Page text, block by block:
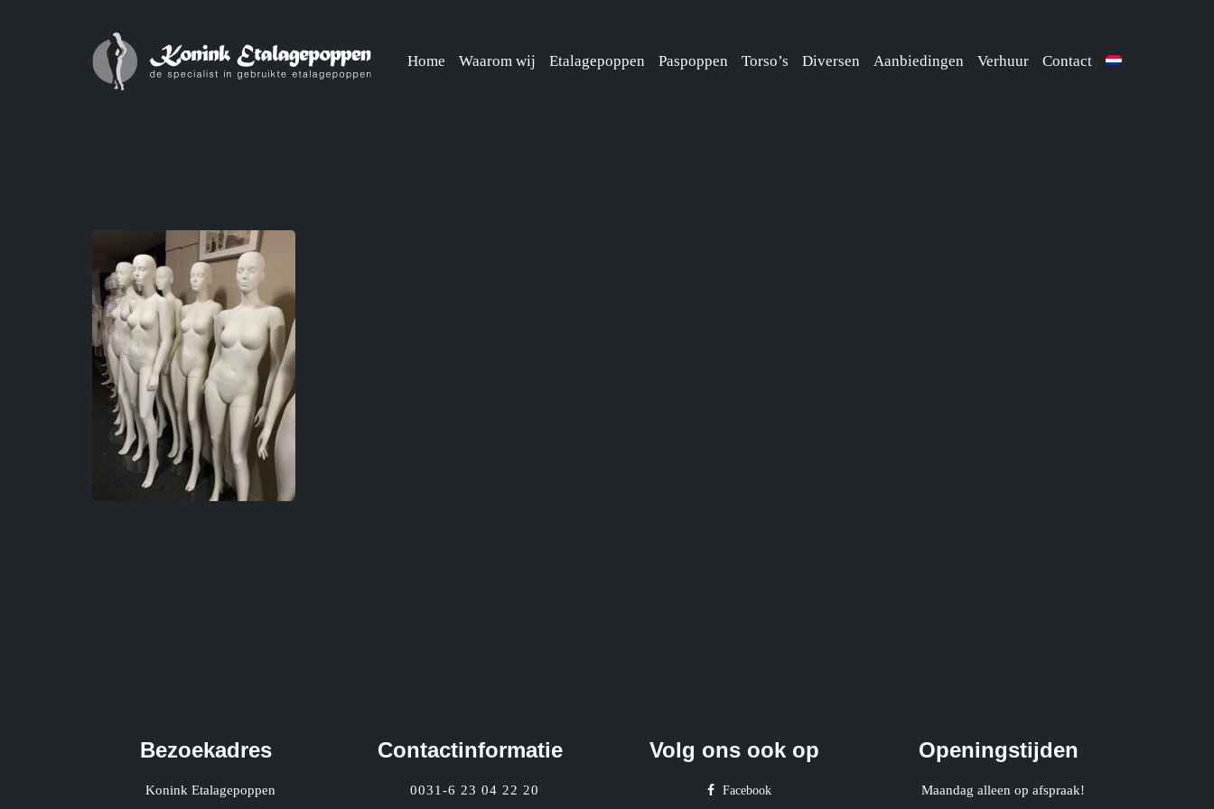
Home Waarom wij Etalagepoppen Paspoppen Torso’s Diversen Aanbiedingen Verhuur Contact
Bezoekadres
Konink Etalagepoppen
Contactinformatie
0031-6 23 04 22 20
Volg ons ook op
Facebook
Openingstijden
Maandag alleen op afspraak!